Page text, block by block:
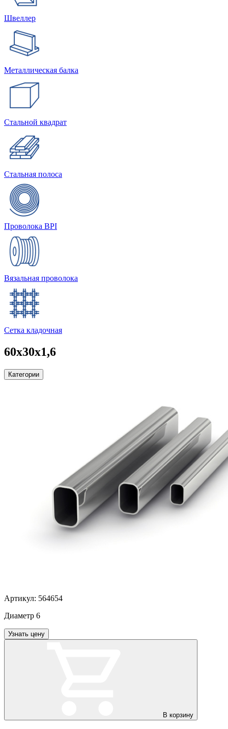
Швеллер
Металлическая балка
Стальной квадрат
Стальная полоса
Проволока BPI
Вязальная проволока
Сетка кладочная
60х30х1,6
Категории
Артикул: 564654
Диаметр 6
Узнать цену
В корзину